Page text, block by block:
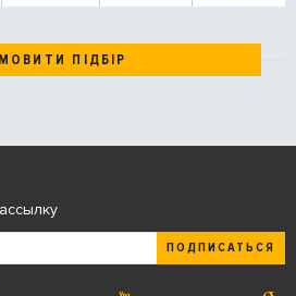
ПІДБІР
ПОДПИСАТЬСЯ